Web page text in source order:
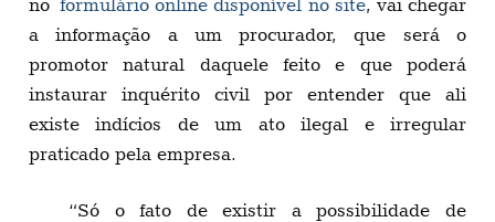
a informação a um procurador, que será o
promotor natural daquele feito e que poderá
instaurar inquérito civil por entender que ali
existe indícios de um ato ilegal e irregular
praticado pela empresa.
“Só o fato de existir a possibilidade de